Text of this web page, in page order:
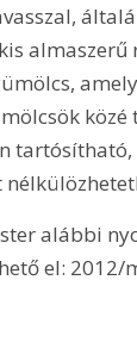
almaszerű
közé
tartósítható,
alábbi
el: 2012/